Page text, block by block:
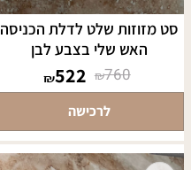
סט מזוזות שלט לדלת הכניסה
האש שלי בצבע לבן
₪760
₪522
לרכישה